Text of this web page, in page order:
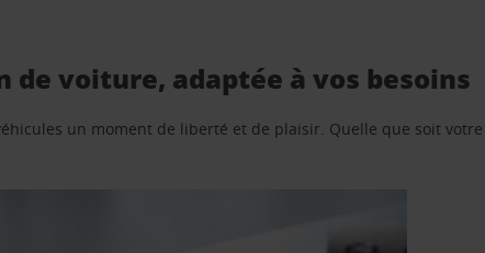
de voiture, adaptée à vos besoins
un moment de liberté et de plaisir. Quelle que soit